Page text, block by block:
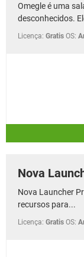
Omegle é uma
desconhecidos.
Licença: Gratis OS:
Nova
Nova Launcher
recursos para...
Licença: Gratis OS: